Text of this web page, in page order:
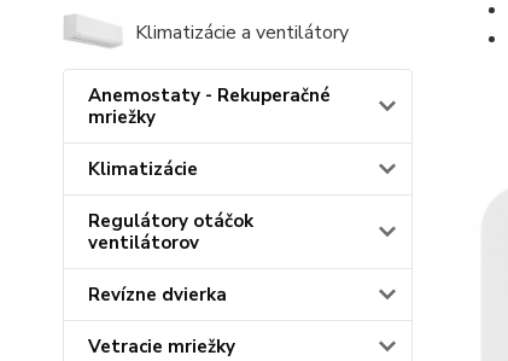
Klimatizácie a ventilátory
Anemostaty - Rekuperačné
mriežky
Klimatizácie
Regulátory otáčok
ventilátorov
Revízne dvierka
Vetracie mriežky